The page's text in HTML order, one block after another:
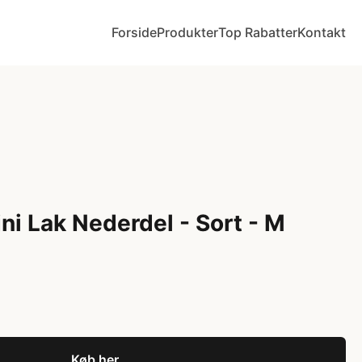
ForsideProdukterTop RabatterKontakt
Lak Nederdel - Sort - M